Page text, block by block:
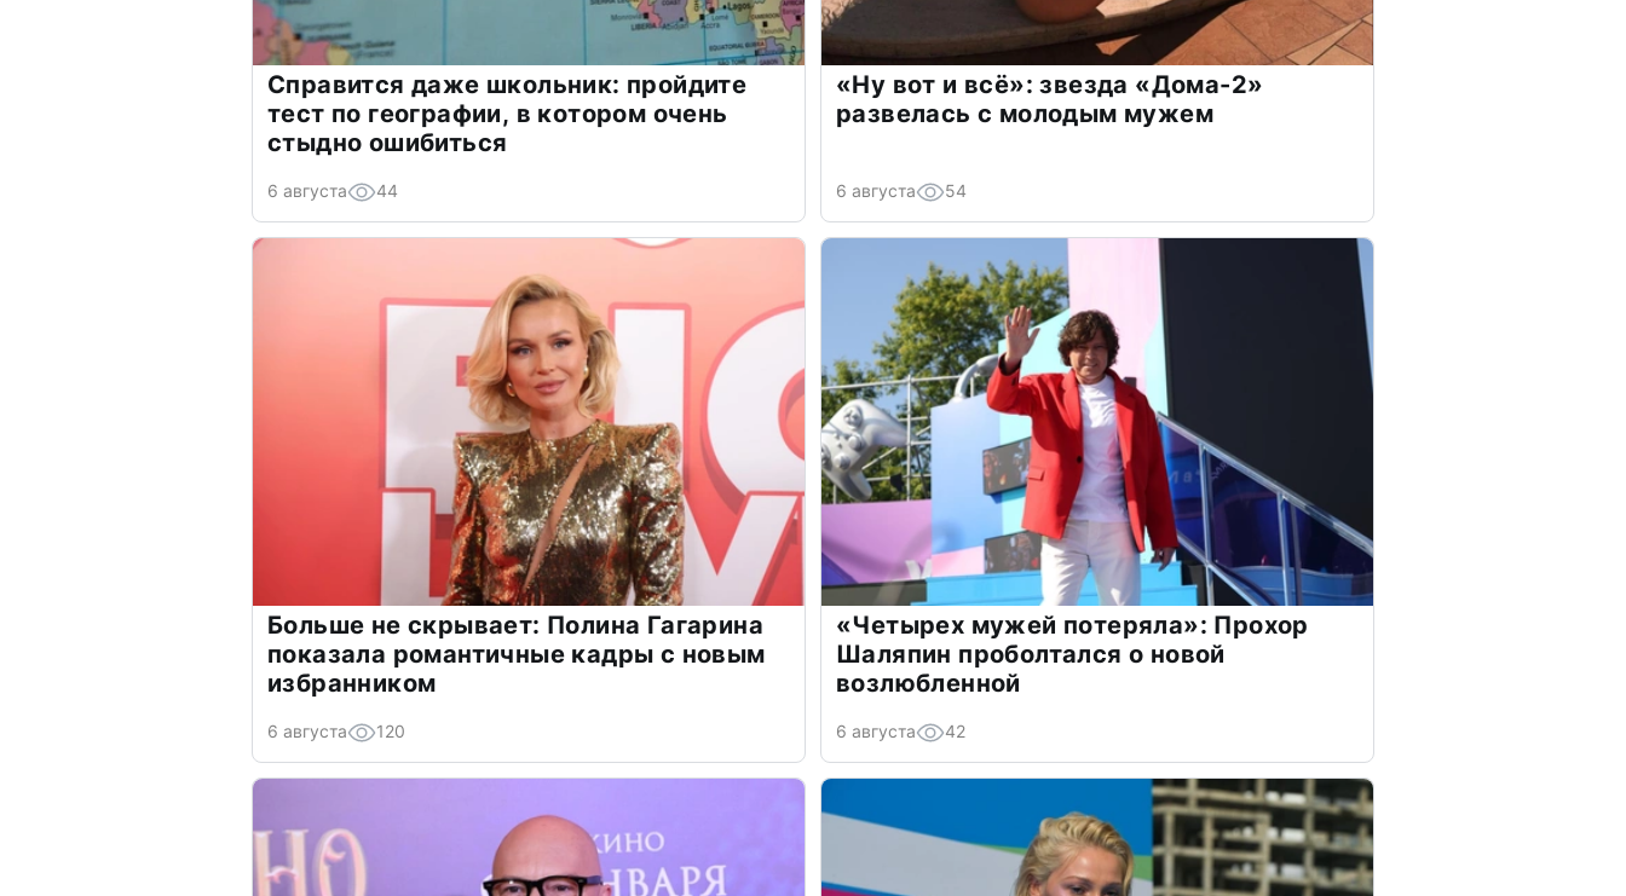
Справится даже школьник: пройдите
тест по географии, в котором очень
стыдно ошибиться
6 августа 44
«Ну вот и всё»: звезда «Дома-2»
развелась с молодым мужем
6 августа 54
Больше не скрывает: Полина Гагарина
показала романтичные кадры с новым
избранником
6 августа 120
«Четырех мужей потеряла»: Прохор
Шаляпин проболтался о новой
возлюбленной
6 августа 42